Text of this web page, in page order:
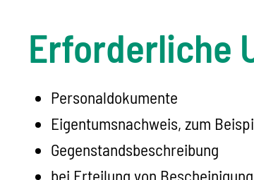
Erforderliche
Personaldokumente
Eigentumsnachweis, zum
Gegenstandsbeschreibung
bei Erteilung von